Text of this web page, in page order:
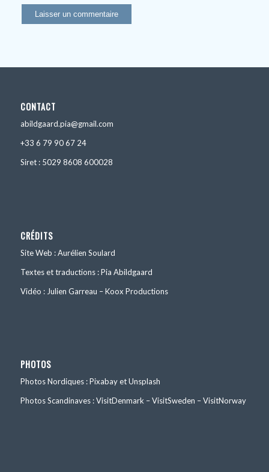
CONTACT
abildgaard.pia@gmail.com
+33 6 79 90 67 24
Siret : 5029 8608 600028
CRÉDITS
Site Web : Aurélien Soulard
Textes et traductions : Pia Abildgaard
Vidéo : Julien Garreau – Koox Productions
PHOTOS
Photos Nordiques : Pixabay et Unsplash
Photos Scandinaves : VisitDenmark – VisitSweden – VisitNorway